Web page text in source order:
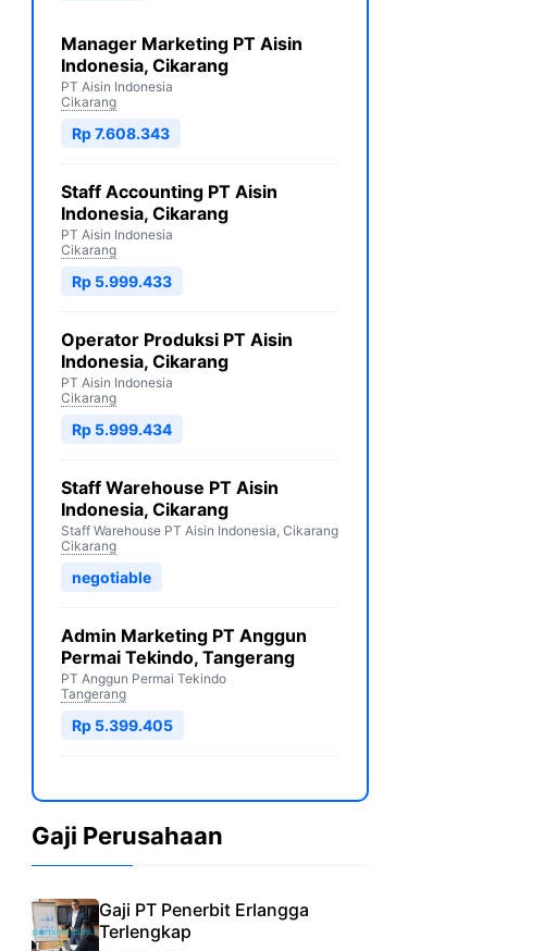
Manager Marketing PT Aisin
Indonesia, Cikarang
PT Aisin Indonesia
Cikarang
Rp 7.608.343
Staff Accounting PT Aisin
Indonesia, Cikarang
PT Aisin Indonesia
Cikarang
Rp 5.999.433
Operator Produksi PT Aisin
Indonesia, Cikarang
PT Aisin Indonesia
Cikarang
Rp 5.999.434
Staff Warehouse PT Aisin
Indonesia, Cikarang
Staff Warehouse PT Aisin Indonesia, Cikarang
Cikarang
negotiable
Admin Marketing PT Anggun
Permai Tekindo, Tangerang
PT Anggun Permai Tekindo
Tangerang
Rp 5.399.405
Gaji Perusahaan
Gaji PT Penerbit Erlangga
Terlengkap